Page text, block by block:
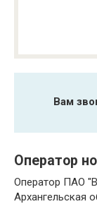
Вам
Оператор
Оператор ПАО
Архангельская